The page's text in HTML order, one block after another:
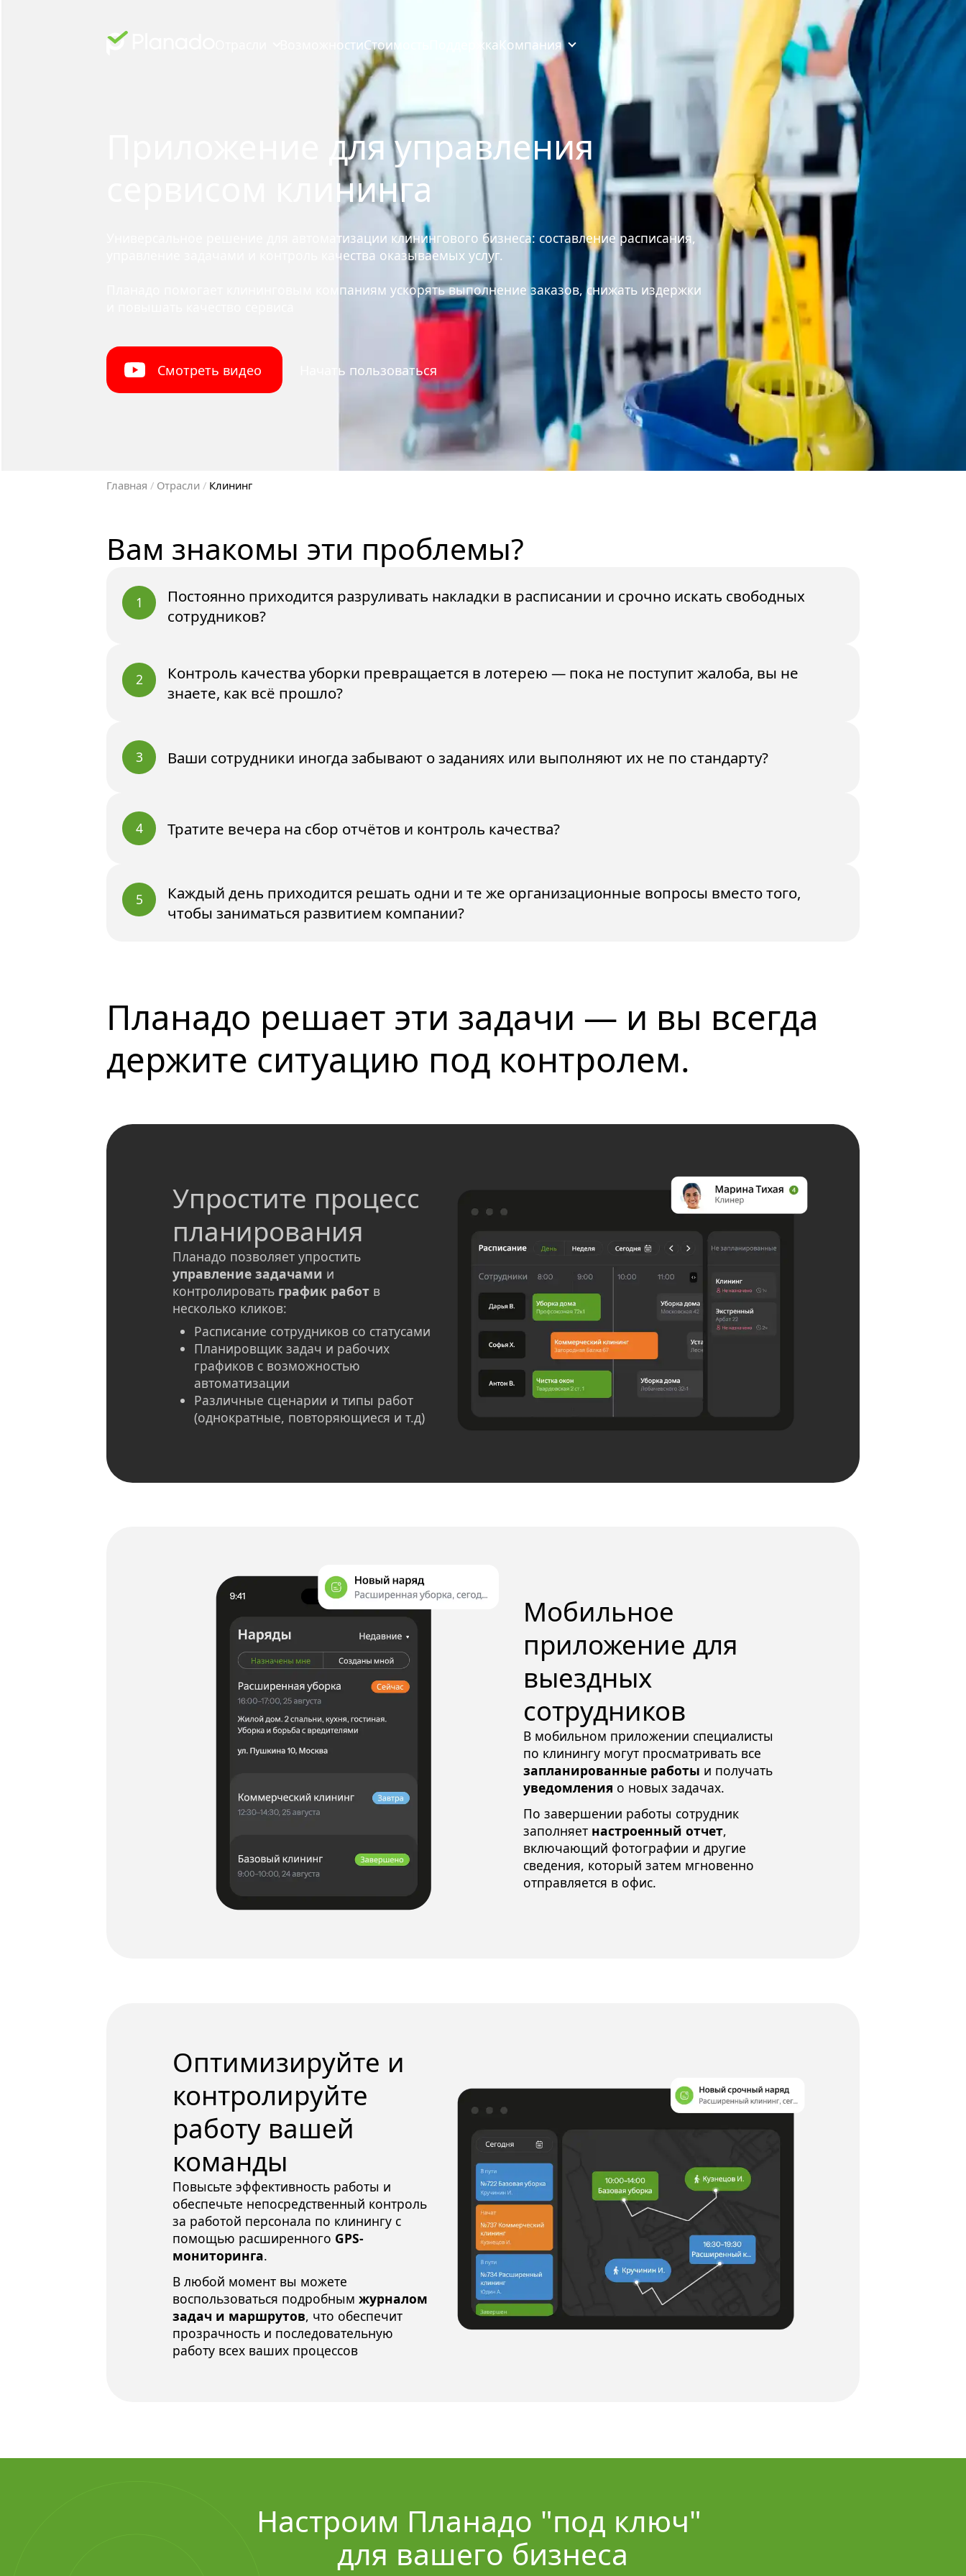
ВозможностиСтоимость ПоддержкаКомпания
Приложение для управления
сервисом клининга
Универсальное решение для автоматизации клинингового бизнеса: составление расписания,
управление задачами и контроль качества оказываемых услуг.
Планадо помогает клининговым компаниям ускорять выполнение заказов, снижать издержки
Смотреть видео Начать пользоваться
Главная / Отрасли / Клининг
Вам знакомы эти проблемы?
1
Постоянно приходится разруливать накладки в расписании и срочно искать свободных
сотрудников?
2
Контроль качества уборки превращается в лотерею — пока не поступит жалоба, вы не
знаете, как всё прошло?
3 Ваши сотрудники иногда забывают о заданиях или выполняют их не по стандарту?
4 Тратите вечера на сбор отчётов и контроль качества?
5
Каждый день приходится решать одни и те же организационные вопросы вместо того,
чтобы заниматься развитием компании?
Планадо решает эти задачи — и вы всегда
держите ситуацию под контролем.
Упростите процесс
планирования
Планадо позволяет упростить
управление задачами и
контролировать график работв
несколько кликов:
Расписание сотрудников со статусами
Планировщик задач и рабочих
графиков с возможностью
автоматизации
Различные сценарии и типы работ
(однократные, повторяющиеся и т.д)
Мобильное
приложение для
выездных
сотрудников
В мобильном приложении специалисты
по клинингу могут просматривать все
запланированные работы и получать
уведомления о новых задачах.
По завершении работы сотрудник
заполняет настроенный отчет,
включающий фотографии и другие
сведения, который затем мгновенно
отправляется в офис.
Оптимизируйте и
контролируйте
работу вашей
команды
Повысьте эффективность работы и
обеспечьте непосредственный контроль
за работой персонала по клинингу с
помощью расширенного GPS-
мониторинга.
В любой момент вы можете
воспользоваться подробным журналом
задач и маршрутов, что обеспечит
прозрачность и последовательную
работу всех ваших процессов
Настроим Планадо "под ключ"
для вашего бизнеса